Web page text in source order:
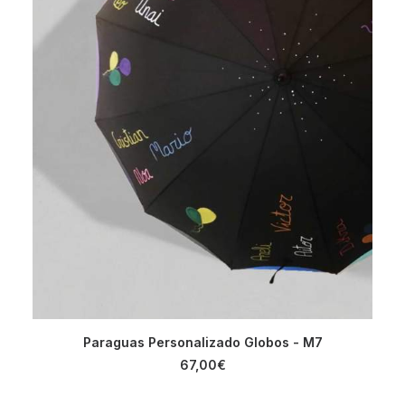
AÑADIR AL CARRITO
Paraguas Personalizado Globos - M7
67,00€